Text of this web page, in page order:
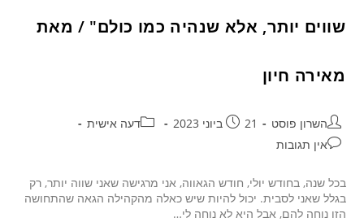
שווים יותר, אלא שנהיה כמו כולם" / מאת
מאירה חיון
השרון פוסט 21 ביוני 2023
דעה אישית
אין תגובות
בכל שנה, בחודש יולי, חודש הגאווה, אני מרגישה שאני שווה יותר, רק
בגלל שאני לסבית. יכול להיות שיש כאלה מהקהילה הגאה שהתחושה
הזו נוחה להם, אבל היא לא נוחה לי…